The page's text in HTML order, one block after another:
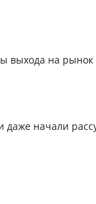
выхода на рынок
даже начали